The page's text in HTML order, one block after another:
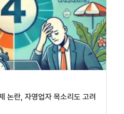
논란, 자영업자 목소리도 고려